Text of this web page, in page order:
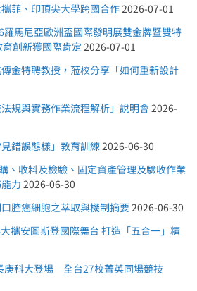
菲、印頂尖大學跨國合作2026-07-01
馬尼亞歐洲盃國際發明展雙金牌暨雙特
創新獲國際肯定 2026-07-01
傳金特聘教授，蒞校分享「如何重新設計
規與實務作業流程解析」說明會2026-
錯誤態樣」教育訓練2026-06-30
、收料及檢驗、固定資產管理及驗收作業
力 2026-06-30
腔癌細胞之萃取與機制摘要2026-06-30
攜安圖斯登國際舞台 打造「五合一」精
庚科大登場 全台27校菁英同場競技